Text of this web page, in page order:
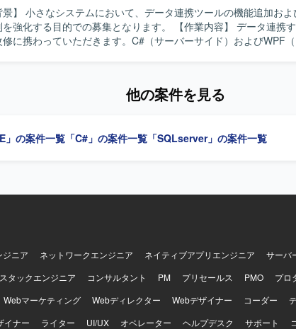
景】 小さなシステムにおいて、データ連携ツールの機能追加お
目的での募集となります。 【作業内容】 データ連携するツールの機能追加
修に携わっていただきます。C#（サーバーサイド）およびWPF
小規模なシステムであるため、上流工程から結合テストまで幅広
を用いたフロントエンド開発を行っていただきます。アーキテ
他の案件を見る
」の案件一覧 「C#」の案件一覧 「SQLserver」の案件一覧
ジニア ネットワークエンジニア ネイティブアプリエンジニア サーバ
タックエンジニア コンサルタント PM プリセールス PMO プロ
Webマーケティング Webディレクター Webデザイナー コーダー
イナー ライター UI/UX オペレーター ヘルプデスク サポート